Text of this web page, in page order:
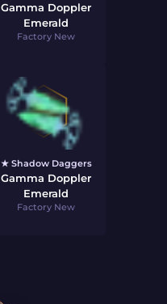
Gamma Doppler
Emerald
Factory New
★ Shadow Daggers
Gamma Doppler
Emerald
Factory New